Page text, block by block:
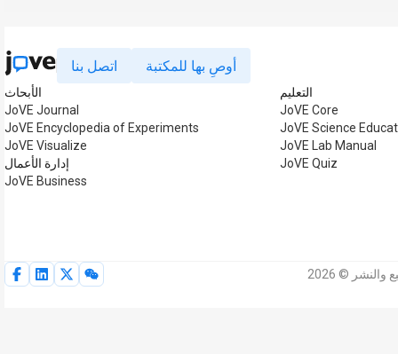
اتصل بنا أوصِ بها للمكتبة
الأبحاث
JoVE Journal
JoVE Encyclopedia of Experiments
JoVE Visualize
إدارة الأعمال
JoVE Business
التعليم
JoVE Core
JoVE Science
JoVE Lab Manual
JoVE Quiz